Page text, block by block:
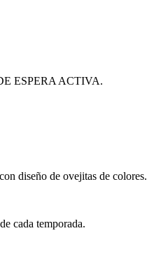
ESPERA ACTIVA.
diseño de ovejitas de colores.
cada temporada.